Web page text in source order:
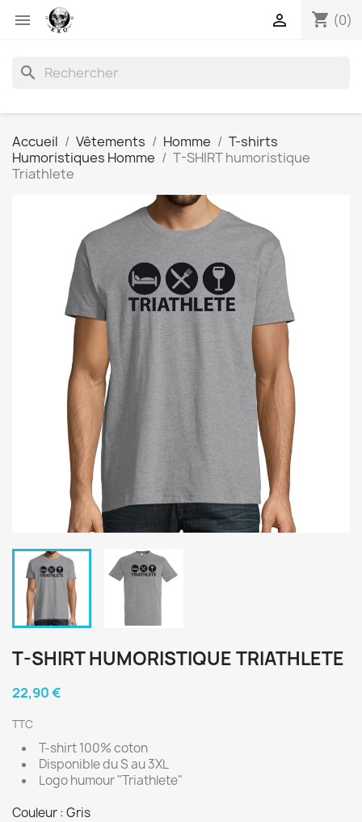
 shopping_cart (0)

search
Accueil Vêtements Homme
T-shirts
Humoristiques Homme
T-SHIRT humoristique
Triathlete
T-SHIRT HUMORISTIQUE TRIATHLETE
22,90 €
TTC
T-shirt 100% coton
Disponible du S au 3XL
Logo humour "Triathlete"
Couleur : Gris